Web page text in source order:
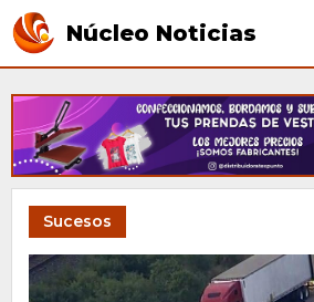
Núcleo Noticias
Sucesos